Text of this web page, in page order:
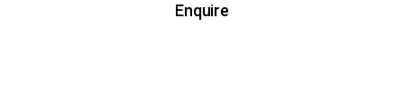
Enquire